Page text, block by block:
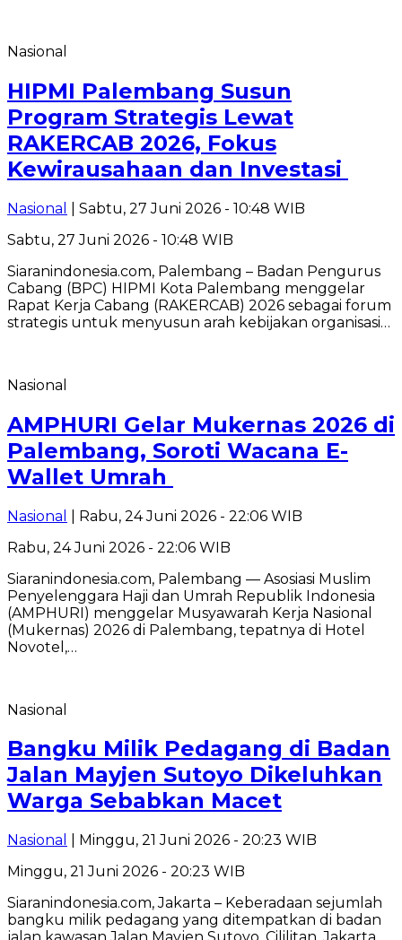
Nasional
HIPMI Palembang Susun
Program Strategis Lewat
RAKERCAB 2026, Fokus
Kewirausahaan dan Investasi ‎
Nasional
| Sabtu, 27 Juni 2026 - 10:48 WIB
Sabtu, 27 Juni 2026 - 10:48 WIB
Siaranindonesia.com, Palembang – Badan Pengurus
Cabang (BPC) HIPMI Kota Palembang menggelar
Rapat Kerja Cabang (RAKERCAB) 2026 sebagai forum
strategis untuk menyusun arah kebijakan organisasi…
Nasional
AMPHURI Gelar Mukernas 2026 di
Palembang, Soroti Wacana E-
Wallet Umrah
Nasional
| Rabu, 24 Juni 2026 - 22:06 WIB
Rabu, 24 Juni 2026 - 22:06 WIB
Siaranindonesia.com, Palembang — Asosiasi Muslim
Penyelenggara Haji dan Umrah Republik Indonesia
(AMPHURI) menggelar Musyawarah Kerja Nasional
(Mukernas) 2026 di Palembang, tepatnya di Hotel
Novotel,…
Nasional
Bangku Milik Pedagang di Badan
Jalan Mayjen Sutoyo Dikeluhkan
Warga Sebabkan Macet
Nasional
| Minggu, 21 Juni 2026 - 20:23 WIB
Minggu, 21 Juni 2026 - 20:23 WIB
Siaranindonesia.com, Jakarta – Keberadaan sejumlah
bangku milik pedagang yang ditempatkan di badan